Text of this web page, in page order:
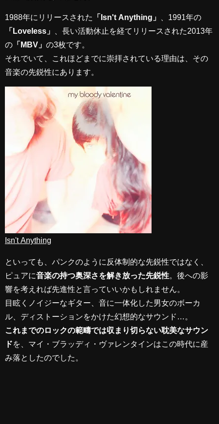
1988年にリリースされた 「Isn't Anything」
、1991年の
「Loveless」
、長い活動休止を経てリリースされた2013年
の 「MBV」 の3枚です。
それでいて、これほどまでに崇拝されている理由は、その
音楽の先鋭性にあります。
Isn't Anything
といっても、パンクのように反体制的な先鋭性ではなく、
ピュアに音楽の持つ奥深さを解き放った先鋭性 。後への影
響を考えれば先進性と言っていいかもしれません。
目眩くノイジーなギター、音に一体化した男女のボーカ
ル、ディストーションをかけた幻想的なサウンド…。
これまでのロックの範疇では収まり切らない耽美なサウン
ドを、マイ・ブラッディ・ヴァレンタインはこの時代に産
み落としたのでした。